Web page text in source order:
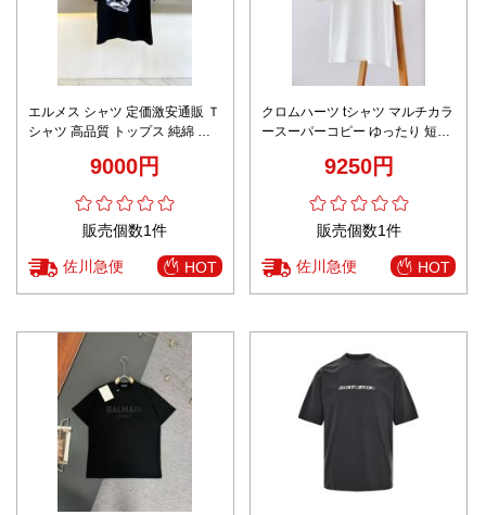
エルメス シャツ 定価激安通販 Ｔ
シャツ 高品質 トップス 純綿 プ
9000円
販売個数1件
佐川急便 HOT
クロムハーツ tシャツ マルチカラ
ースーパーコピー ゆったり 短袖
9250円
販売個数1件
佐川急便 HOT